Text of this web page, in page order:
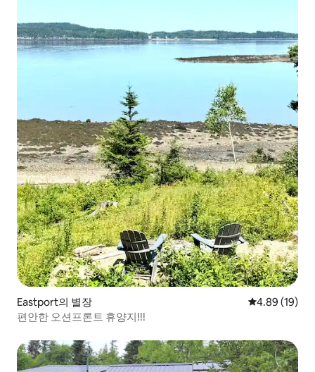
Eastport의 별장 평점 4.89점(5
4.89 (19)
편안한 오션프론트 휴양지!!!